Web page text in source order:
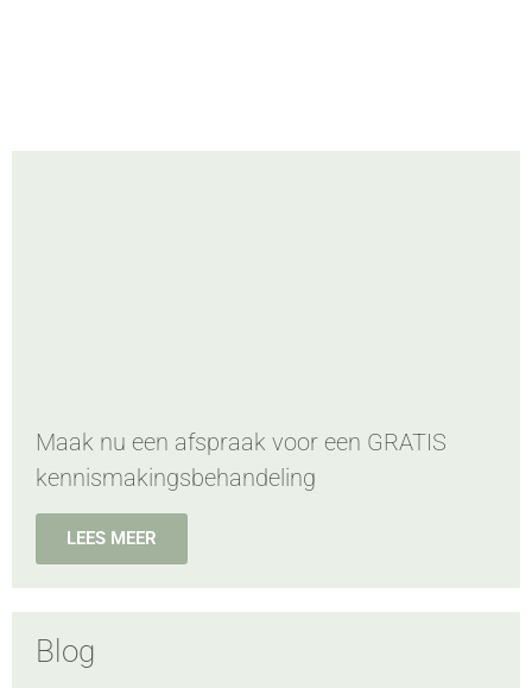
Maak nu een afspraak voor een GRATIS
kennismakingsbehandeling
LEES MEER
Blog